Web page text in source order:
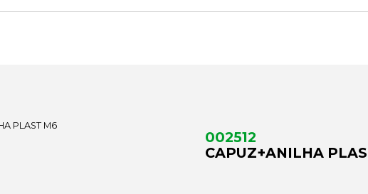
002512
CAPUZ+ANILHA